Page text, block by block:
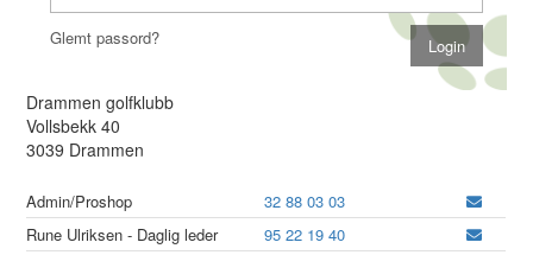
Glemt passord?
Drammen golfklubb
Vollsbekk 40
3039 Drammen
Admin/Proshop
32 88 03 03
Rune Ulriksen - Daglig leder
95 22 19 40